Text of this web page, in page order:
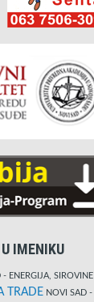
IMENIKU
ENERGIJA, SIROVINE I
TRADE NOVI SAD -